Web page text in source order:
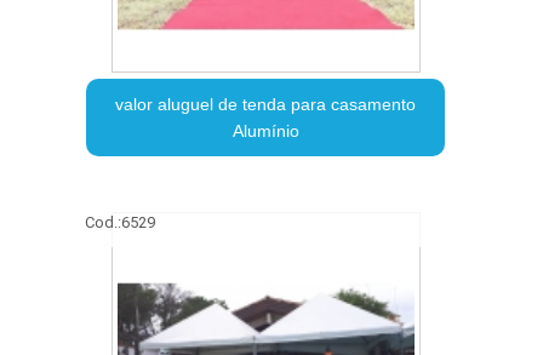
valor aluguel de tenda para casamento
Alumínio
Cod.:6529